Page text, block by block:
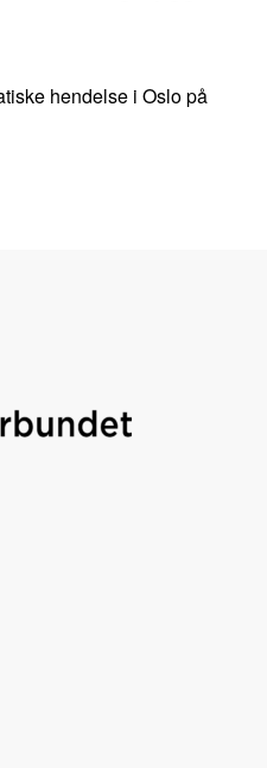
hendelse i Oslo på